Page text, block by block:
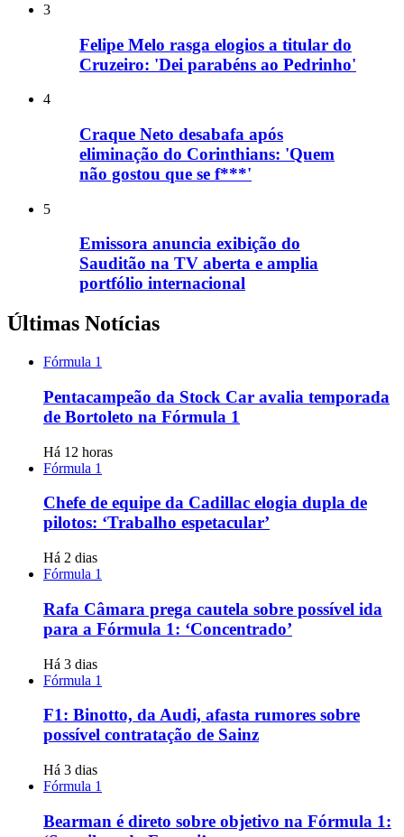
3
Felipe Melo rasga elogios a titular do
Cruzeiro: 'Dei parabéns ao Pedrinho'
4
Craque Neto desabafa após
eliminação do Corinthians: 'Quem
não gostou que se f***'
5
Emissora anuncia exibição do
Sauditão na TV aberta e amplia
portfólio internacional
Últimas Notícias
Fórmula 1
Pentacampeão da Stock Car avalia temporada
de Bortoleto na Fórmula 1
Há 12 horas
Fórmula 1
Chefe de equipe da Cadillac elogia dupla de
pilotos: ‘Trabalho espetacular’
Há 2 dias
Fórmula 1
Rafa Câmara prega cautela sobre possível ida
para a Fórmula 1: ‘Concentrado’
Há 3 dias
Fórmula 1
F1: Binotto, da Audi, afasta rumores sobre
possível contratação de Sainz
Há 3 dias
Fórmula 1
Bearman é direto sobre objetivo na Fórmula 1: